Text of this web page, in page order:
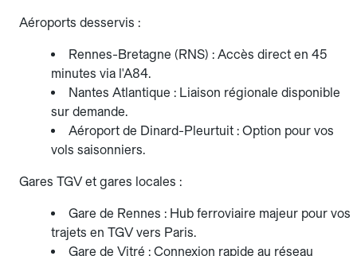
Aéroports desservis :
Rennes-Bretagne (RNS) : Accès direct en 45
minutes via l'A84.
Nantes Atlantique : Liaison régionale disponible
sur demande.
Aéroport de Dinard-Pleurtuit : Option pour vos
vols saisonniers.
Gares TGV et gares locales :
Gare de Rennes : Hub ferroviaire majeur pour vos
trajets en TGV vers Paris.
Gare de Vitré : Connexion rapide au réseau